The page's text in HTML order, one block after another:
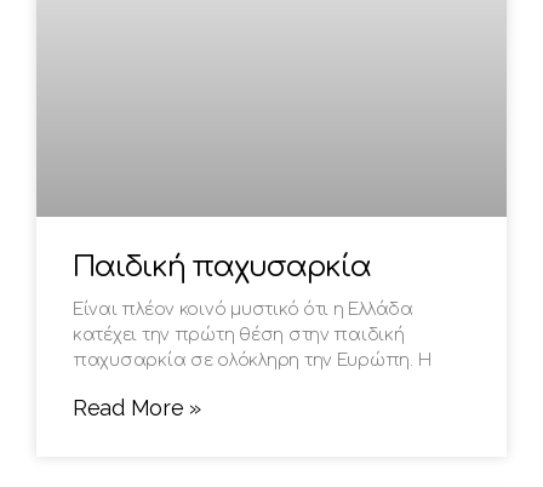
Παιδική παχυσαρκία
Είναι πλέον κοινό μυστικό ότι η Ελλάδα
κατέχει την πρώτη θέση στην παιδική
παχυσαρκία σε ολόκληρη την Ευρώπη. Η
Read More »